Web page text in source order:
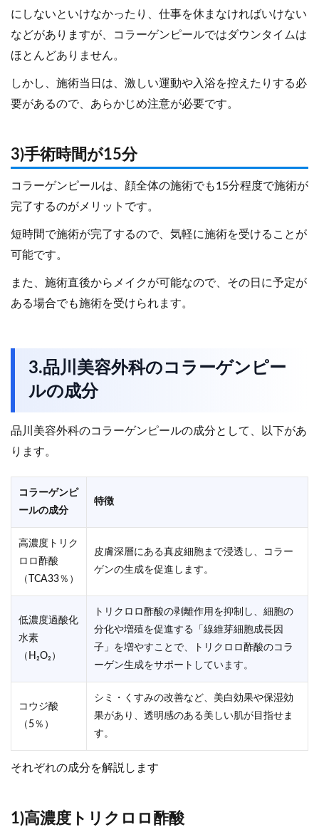
にしないといけなかったり、仕事を休まなければいけない
などがありますが、コラーゲンピールではダウンタイムは
ほとんどありません。
しかし、施術当日は、激しい運動や入浴を控えたりする必
要があるので、あらかじめ注意が必要です。
3)手術時間が15分
コラーゲンピールは、顔全体の施術でも15分程度で施術が
完了するのがメリットです。
短時間で施術が完了するので、気軽に施術を受けることが
可能です。
また、施術直後からメイクが可能なので、その日に予定が
ある場合でも施術を受けられます。
3.品川美容外科のコラーゲンピー
ルの成分
品川美容外科のコラーゲンピールの成分として、以下があ
ります。
コラーゲンピ
ールの成分
特徴
高濃度トリク
ロロ酢酸
（TCA33％）
皮膚深層にある真皮細胞まで浸透し、コラー
ゲンの生成を促進します。
低濃度過酸化
水素
（H₂O₂）
トリクロロ酢酸の剥離作用を抑制し、細胞の
分化や増殖を促進する「線維芽細胞成長因
子」を増やすことで、トリクロロ酢酸のコラ
ーゲン生成をサポートしています。
コウジ酸
（5％）
シミ・くすみの改善など、美白効果や保湿効
果があり、透明感のある美しい肌が目指せま
す。
それぞれの成分を解説します
1)高濃度トリクロロ酢酸